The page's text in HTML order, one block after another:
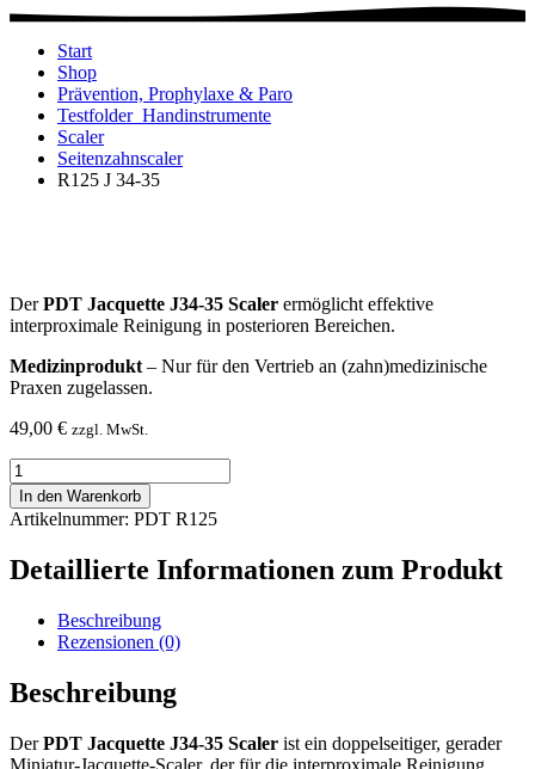
Start
Shop
Prävention, Prophylaxe & Paro
Testfolder_Handinstrumente
Scaler
Seitenzahnscaler
R125 J 34-35
DerPDT Jacquette J34-35 Scaler ermöglicht effektive
interproximale Reinigung in posterioren Bereichen.
Medizinprodukt – Nur für den Vertrieb an (zahn)medizinische
Praxen zugelassen.
49,00 € zzgl. MwSt.
R125
J
34-
35
In den Warenkorb
Artikelnummer: PDT R125
Detaillierte Informationen zum Produkt
Beschreibung
Rezensionen (0)
Beschreibung
DerPDT Jacquette J34-35 Scaler ist ein doppelseitiger, gerader
Miniatur-Jacquette-Scaler, der für die interproximale Reinigung